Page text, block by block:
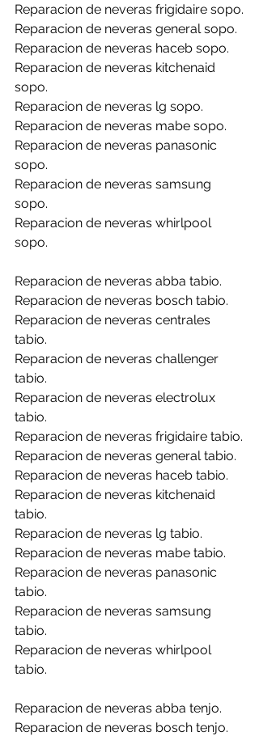
Reparacion de neveras frigidaire sopo.
Reparacion de neveras general sopo.
Reparacion de neveras haceb sopo.
Reparacion de neveras kitchenaid
sopo.
Reparacion de neveras lg sopo.
Reparacion de neveras mabe sopo.
Reparacion de neveras panasonic
sopo.
Reparacion de neveras samsung
sopo.
Reparacion de neveras whirlpool
sopo.
Reparacion de neveras abba tabio.
Reparacion de neveras bosch tabio.
Reparacion de neveras centrales
tabio.
Reparacion de neveras challenger
tabio.
Reparacion de neveras electrolux
tabio.
Reparacion de neveras frigidaire tabio.
Reparacion de neveras general tabio.
Reparacion de neveras haceb tabio.
Reparacion de neveras kitchenaid
tabio.
Reparacion de neveras lg tabio.
Reparacion de neveras mabe tabio.
Reparacion de neveras panasonic
tabio.
Reparacion de neveras samsung
tabio.
Reparacion de neveras whirlpool
tabio.
Reparacion de neveras abba tenjo.
Reparacion de neveras bosch tenjo.